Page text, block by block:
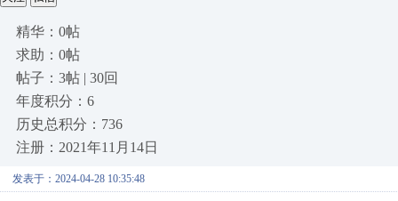
精华：0帖
求助：0帖
帖子：3帖 | 30回
年度积分：6
历史总积分：736
注册：2021年11月14日
发表于：2024-04-28 10:35:48